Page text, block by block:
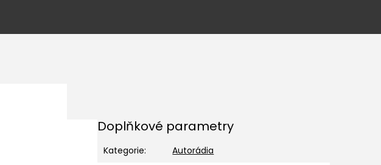
Doplňkové parametry
Kategorie:
Autorádia